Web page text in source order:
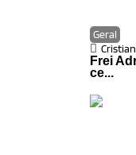
Geral
Frei
ce...